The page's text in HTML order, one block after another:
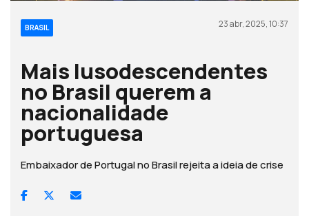
BRASIL 23 abr, 2025, 10:37
Mais lusodescendentes
no Brasil querem a
nacionalidade
portuguesa
Embaixador de Portugal no Brasil rejeita a ideia de crise